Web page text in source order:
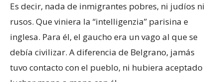
Es decir, nada de inmigrantes pobres, ni judíos ni
rusos. Que viniera la “intelligenzia” parisina e
inglesa. Para él, el gaucho era un vago al que se
debía civilizar. A diferencia de Belgrano, jamás
tuvo contacto con el pueblo, ni hubiera aceptado